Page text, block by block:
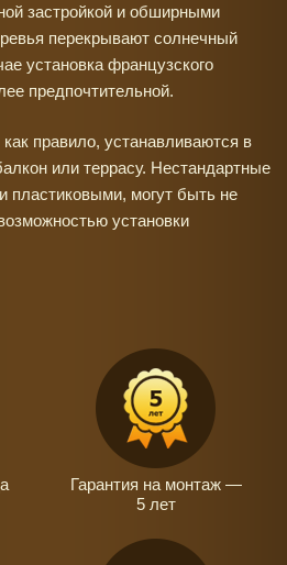
застройкой и обширными
перекрывают солнечный
установка французского
предпочтительной.
правило, устанавливаются в
или террасу. Нестандартные
пластиковыми, могут быть не
установки
Гарантия на монтаж —
5 лет